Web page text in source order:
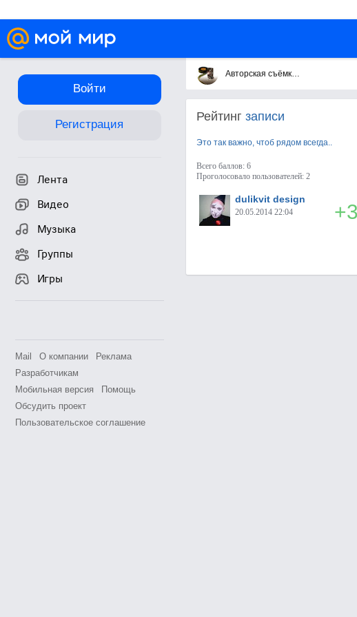
Войти
Регистрация
Лента
Видео
Музыка
Группы
Игры
Mail О компании
Реклама
Разработчикам
Мобильная версия
Помощь
Обсудить проект
Пользовательское соглашение
Авторская съёмка,монтаж видео!
Рейтинг записи
Это так важно, чтоб рядом всегда..
Всего баллов: 6
Проголосовало пользователей: 2
dulikvit design
20.05.2014 22:04 +3